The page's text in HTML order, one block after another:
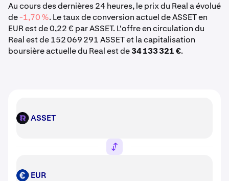
Au cours des dernières 24 heures, le prix du Real a évolué
de-1,70 %. Le taux de conversion actuel de ASSET en
EUR est de 0,22 € par ASSET. L'offre en circulation du
Real est de 152 069 291 ASSET et la capitalisation
boursière actuelle du Real est de34 133 321 €.
ASSET ASSET
EUR EUR